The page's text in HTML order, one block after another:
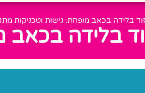
בלידה בכאב מופחת: גישות וטכניקות
בלידה